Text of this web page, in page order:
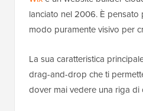
lanciato nel 2006. È pensato
modo puramente visivo per
La sua caratteristica
drag-and-drop che ti
dover mai vedere una riga di